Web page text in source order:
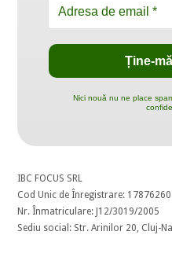
Nici nouă nu ne place
IBC FOCUS SRL
Cod Unic de Înregistrare: 17876260
Nr. Înmatriculare: J12/3019/2005
Sediu social: Str. Arinilor 20, Cluj-